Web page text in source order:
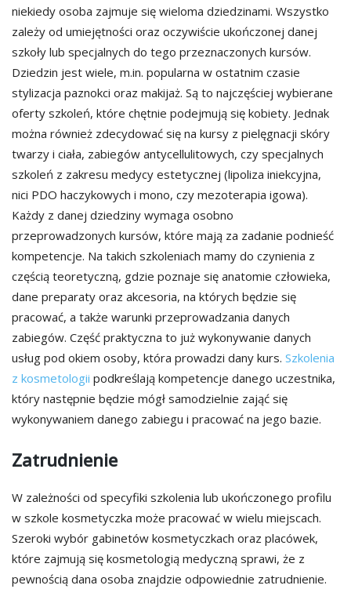
niekiedy osoba zajmuje się wieloma dziedzinami. Wszystko
zależy od umiejętności oraz oczywiście ukończonej danej
szkoły lub specjalnych do tego przeznaczonych kursów.
Dziedzin jest wiele, m.in. popularna w ostatnim czasie
stylizacja paznokci oraz makijaż. Są to najczęściej wybierane
oferty szkoleń, które chętnie podejmują się kobiety. Jednak
można również zdecydować się na kursy z pielęgnacji skóry
twarzy i ciała, zabiegów antycellulitowych, czy specjalnych
szkoleń z zakresu medycy estetycznej (lipoliza iniekcyjna,
nici PDO haczykowych i mono, czy mezoterapia igowa).
Każdy z danej dziedziny wymaga osobno
przeprowadzonych kursów, które mają za zadanie podnieść
kompetencje. Na takich szkoleniach mamy do czynienia z
częścią teoretyczną, gdzie poznaje się anatomie człowieka,
dane preparaty oraz akcesoria, na których będzie się
pracować, a także warunki przeprowadzania danych
zabiegów. Część praktyczna to już wykonywanie danych
usług pod okiem osoby, która prowadzi dany kurs. Szkolenia
z kosmetologii podkreślają kompetencje danego uczestnika,
który następnie będzie mógł samodzielnie zająć się
wykonywaniem danego zabiegu i pracować na jego bazie.
Zatrudnienie
W zależności od specyfiki szkolenia lub ukończonego profilu
w szkole kosmetyczka może pracować w wielu miejscach.
Szeroki wybór gabinetów kosmetyczkach oraz placówek,
które zajmują się kosmetologią medyczną sprawi, że z
pewnością dana osoba znajdzie odpowiednie zatrudnienie.